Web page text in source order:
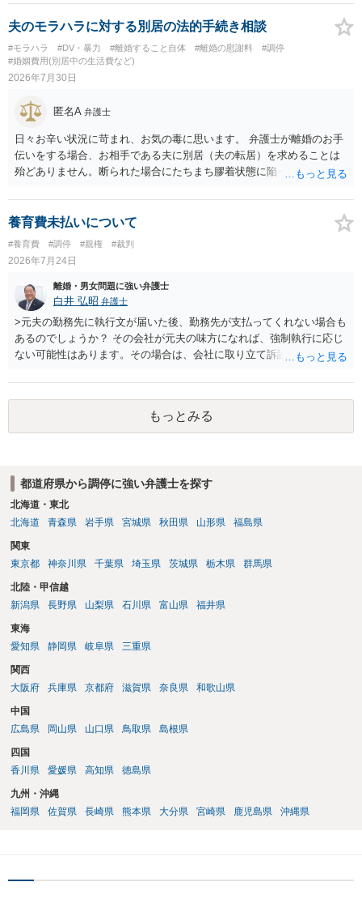
養育費に関するやりとり等があればそちらについても確認する必要が
あるでしょう。 公開相談の場での回答よりも個別に弁護士にご相談さ
夫のモラハラに対する別居の法的手続き相談
#モラハラ #DV・暴力 #離婚すること自体 #離婚の慰謝料
#調停
#婚姻費用(別居中の生活費など)
2026年7月30日
匿名A 弁護士
日々お辛い状況に苛まれ、お気の毒に思います。 弁護士が離婚のお手
伝いをする場合、お相手である夫に別居（夫の転居）を求めることは
殆どありません。断られた場合にたちまち膠着状態に陥ってしまうの
高いためです。 実務的には、ご相談者さまが転居する形で離婚協議等
を進める選択を採らざるを得ないことが圧倒的多数です。
養育費未払いについて
#養育費 #調停 #親権 #裁判
2026年7月24日
離婚・男女問題に強い弁護士
白井 弘昭 弁護士
>元夫の勤務先に執行文が届いた後、勤務先が支払ってくれない場合も
あるのでしょうか？ その会社が元夫の味方になれば、強制執行に応じ
ない可能性はあります。その場合は、会社に取り立て訴訟を行うこと
押さえ、元夫名義の車の差し押さえ競売などを検討します。 ＞何もで
きなかった場合は、公正証書の原本は戻ってくるのでしょうか？ 取れ
ても取れなくても、執行裁判所に原本の還付請求を行えば還付されま
す。 ＞他の弁護士さんに再度依頼できるのでしょうか？ できます。た
もっとみる
都道府県から調停に強い弁護士を探す
北海道・東北
北海道
青森県 岩手県 宮城県 秋田県 山形県 福島県
関東
東京都
神奈川県 千葉県 埼玉県 茨城県 栃木県 群馬県
北陸・甲信越
新潟県
長野県 山梨県 石川県 富山県 福井県
東海
愛知県
静岡県 岐阜県 三重県
関西
大阪府
兵庫県 京都府 滋賀県 奈良県 和歌山県
中国
広島県
岡山県 山口県 鳥取県 島根県
四国
香川県
愛媛県 高知県 徳島県
九州・沖縄
福岡県
佐賀県 長崎県 熊本県 大分県 宮崎県 鹿児島県 沖縄県